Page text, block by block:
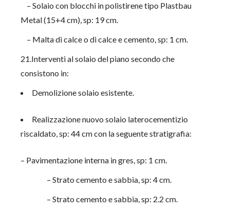
– Solaio con blocchi in polistirene tipo Plastbau
Metal (15+4 cm), sp: 19 cm.
– Malta di calce o di calce e cemento, sp: 1 cm.
21.Interventi al solaio del piano secondo che
consistono in:
Demolizione solaio esistente.
Realizzazione nuovo solaio laterocementizio
riscaldato, sp: 44 cm con la seguente stratigrafia:
– Pavimentazione interna in gres, sp: 1 cm.
– Strato cemento e sabbia, sp: 4 cm.
– Strato cemento e sabbia, sp: 2.2 cm.